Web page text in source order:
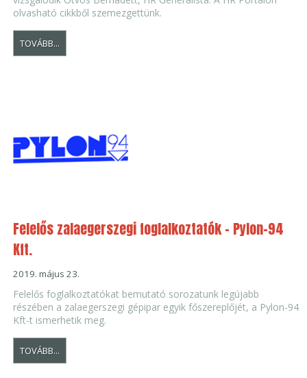
olvasható cikkből szemezgettünk.
TOVÁBB...
Felelős zalaegerszegi foglalkoztatók - Pylon-94
Kft.
2019. május 23.
Felelős foglalkoztatókat bemutató sorozatunk legújabb
részében a zalaegerszegi gépipar egyik főszereplőjét, a Pylon-94
Kft-t ismerhetik meg.
TOVÁBB...